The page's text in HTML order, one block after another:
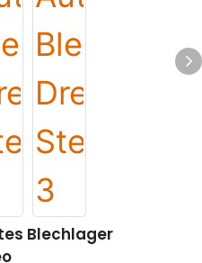
Blechlager